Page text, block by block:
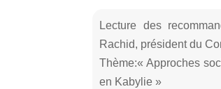
Lecture des
Rachid, président du
Thème:« Approches
en Kabylie »